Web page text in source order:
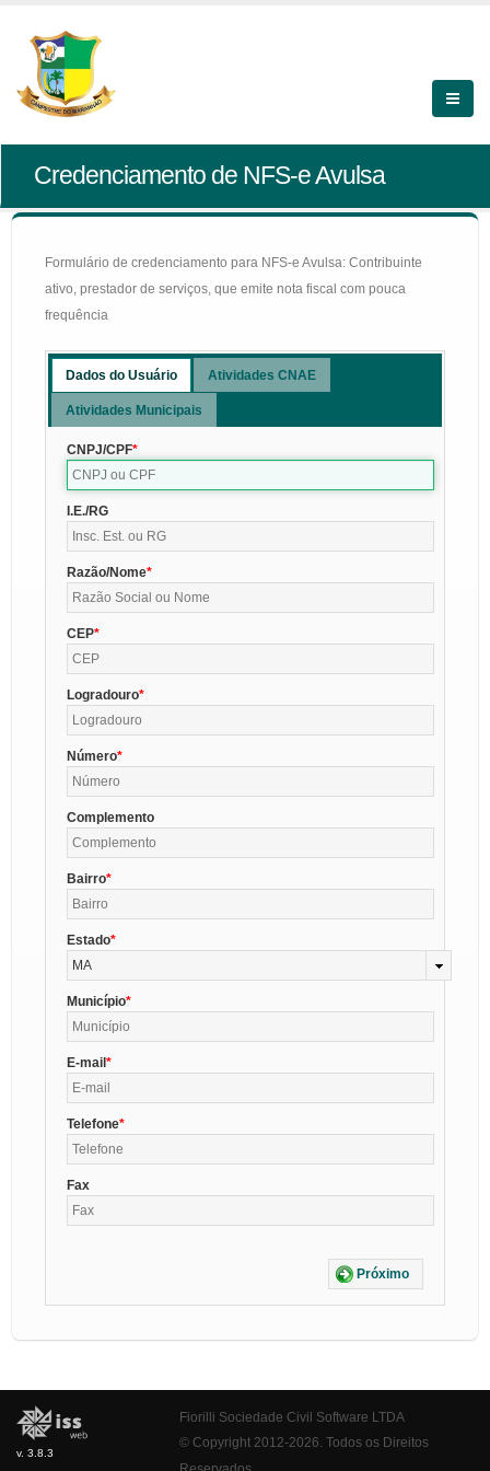
Credenciamento de NFS-e Avulsa
Formulário de credenciamento para NFS-e Avulsa: Contribuinte
ativo, prestador de serviços, que emite nota fiscal com pouca
frequência
Dados do Usuário Atividades CNAE
Atividades Municipais
CNPJ/CPF
I.E./RG
Razão/Nome
CEP
Logradouro
Número
Complemento
Bairro
Estado
MA
Município
E-mail
Telefone
Fax
Próximo
v. 3.8.3
Fiorilli Sociedade Civil Software LTDA
© Copyright 2012-2026. Todos os Direitos